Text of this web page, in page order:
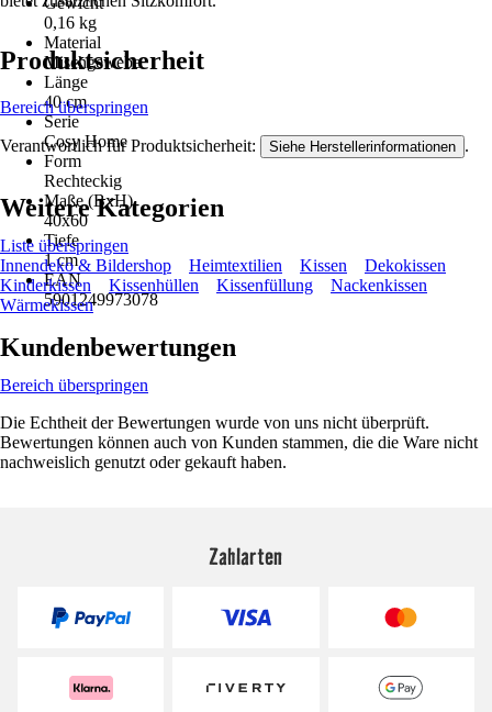
0,16 kg
Material
Mischgewebe
Länge
40 cm
Serie
Cosy Home
Form
Rechteckig
Maße (BxH)
40x60
Tiefe
1 cm
EAN
5901249973078
Produktsicherheit
Bereich überspringen
Verantwortlich für Produktsicherheit: Siehe Herstellerinformationen .
Weitere Kategorien
Liste überspringen
Innendeko & Bildershop
Heimtextilien Kissen
Dekokissen
Kinderkissen
Kissenhüllen Kissenfüllung
Nackenkissen
Wärmekissen
Kundenbewertungen
Bereich überspringen
Die Echtheit der Bewertungen wurde von uns nicht überprüft.
Bewertungen können auch von Kunden stammen, die die Ware nicht
nachweislich genutzt oder gekauft haben.
Zahlarten